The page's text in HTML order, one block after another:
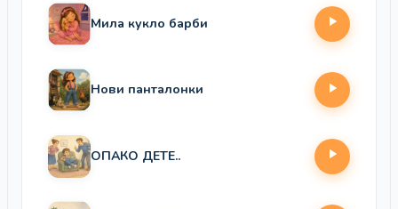
Мила кукло барби
Нови панталонки
ОПАКО ДЕТЕ..